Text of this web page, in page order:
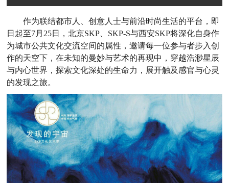
作为联结都市人、创意人士与前沿时尚生活的平台，即
日起至7月25日，北京SKP、SKP-S与西安SKP将深化自身作
为城市公共文化交流空间的属性，邀请每一位参与者步入创
作的天空下，在未知的曼妙与艺术的再现中，穿越浩渺星辰
与内心世界，探索文化深处的生命力，展开触及感官与心灵
的发现之旅。